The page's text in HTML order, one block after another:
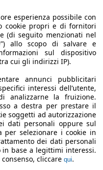
esperienza possibile con
cookie propri e di fornitori
(di seguito menzionati nel
allo scopo di salvare e
sul dispositivo
cui gli indirizzi IP).
annunci pubblicitari
interessi dell’utente,
analizzarne la fruizione.
a destra per prestare il
soggetti ad autorizzazione
dati personali oppure sul
per selezionare i cookie in
dei dati personali
base a legittimi interessi.
cliccare qui.